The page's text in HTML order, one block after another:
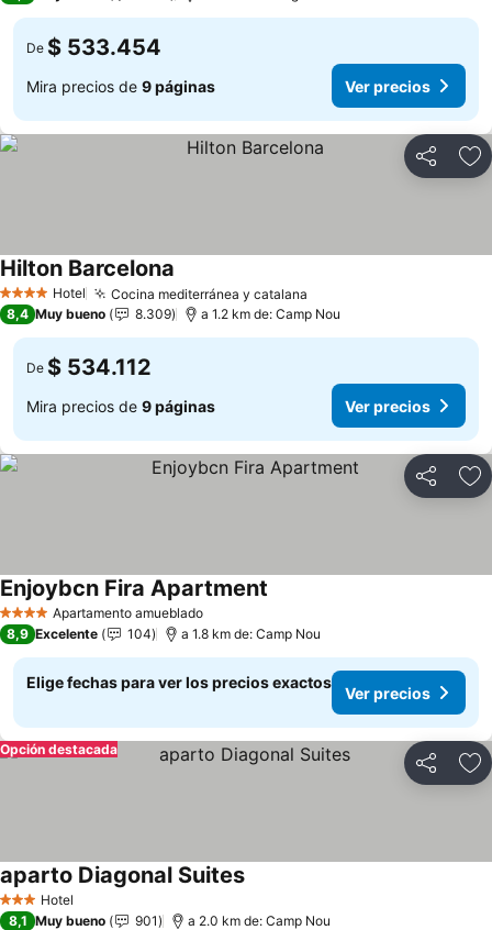
De $ 533.454
Mira precios de 9 páginas Ver precios
Compartir
4 EstrellasHotel Cocina mediterránea y catalana
Hilton Barcelona
8,4 Muy bueno 8.309 a 1.2 km de: Camp Nou
De $ 534.112
Mira precios de 9 páginas Ver precios
Compartir
4 EstrellasApartamento amueblado
Enjoybcn Fira Apartment
8,9 Excelente 104 a 1.8 km de: Camp Nou
Elige fechas para ver los precios exactos
Ver precios
Compartir
Opción destacada
3 Estrellas
Hotel
aparto Diagonal Suites
8,1 Muy bueno 901 a 2.0 km de: Camp Nou